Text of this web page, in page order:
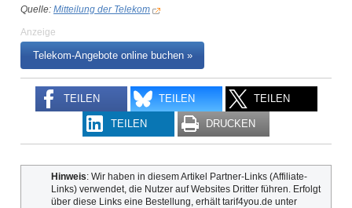
Quelle: Mitteilung der Telekom
Anzeige
Telekom-Angebote online buchen »
TEILEN TEILEN TEILEN
TEILEN DRUCKEN
Hinweis: Wir haben in diesem Artikel Partner-Links (Affiliate-
Links) verwendet, die Nutzer auf Websites Dritter führen. Erfolgt
über diese Links eine Bestellung, erhält tarif4you.de unter